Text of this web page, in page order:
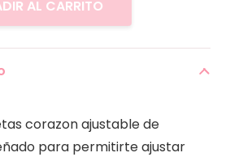
AL CARRITO
corazon ajustable de
para permitirte ajustar